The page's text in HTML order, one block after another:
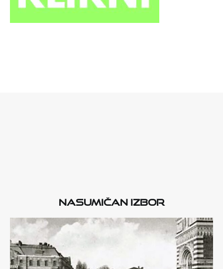
Nasumičan izbor